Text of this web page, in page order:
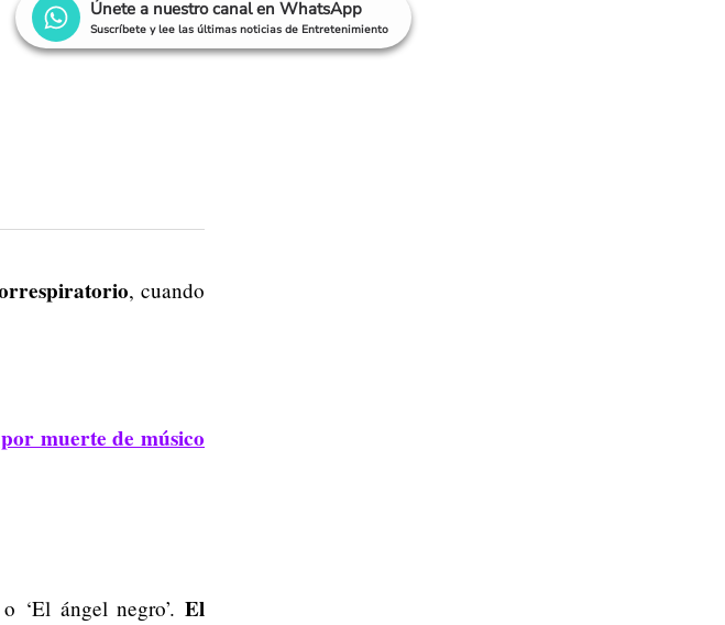
Únete a nuestro canal en WhatsApp
Suscríbete y lee las últimas noticias de Entretenimiento
, cuando
muerte de músico
‘El ángel negro’. El